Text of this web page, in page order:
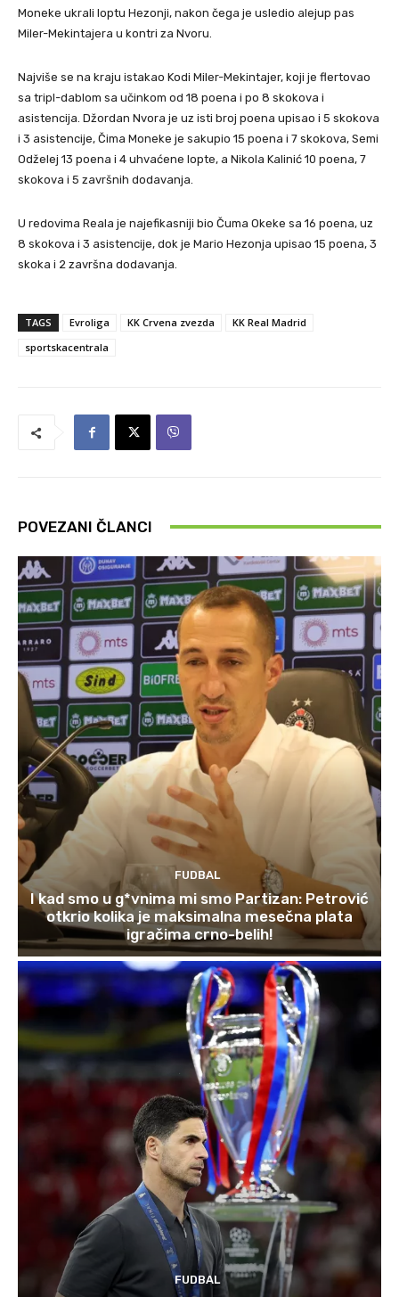
Moneke ukrali loptu Hezonji, nakon čega je usledio alejup pas
Miler-Mekintajera u kontri za Nvoru.
Najviše se na kraju istakao Kodi Miler-Mekintajer, koji je flertovao
sa tripl-dablom sa učinkom od 18 poena i po 8 skokova i
asistencija. Džordan Nvora je uz isti broj poena upisao i 5 skokova
i 3 asistencije, Čima Moneke je sakupio 15 poena i 7 skokova, Semi
Odželej 13 poena i 4 uhvaćene lopte, a Nikola Kalinić 10 poena, 7
skokova i 5 završnih dodavanja.
U redovima Reala je najefikasniji bio Čuma Okeke sa 16 poena, uz
8 skokova i 3 asistencije, dok je Mario Hezonja upisao 15 poena, 3
skoka i 2 završna dodavanja.
TAGS Evroliga KK Crvena zvezda
KK Real Madrid
sportskacentrala
POVEZANI ČLANCI
FUDBAL
I kad smo u g*vnima mi smo Partizan: Petrović
otkrio kolika je maksimalna mesečna plata
igračima crno-belih!
FUDBAL